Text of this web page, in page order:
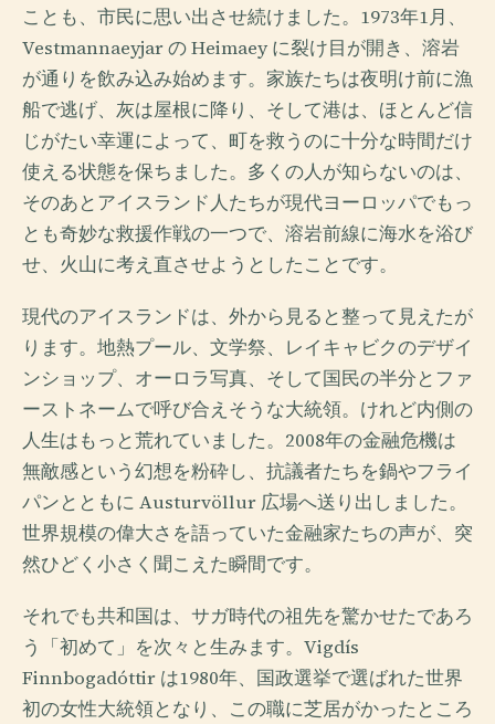
ことも、市民に思い出させ続けました。1973年1月、
Vestmannaeyjar の Heimaey に裂け目が開き、溶岩
が通りを飲み込み始めます。家族たちは夜明け前に漁
船で逃げ、灰は屋根に降り、そして港は、ほとんど信
じがたい幸運によって、町を救うのに十分な時間だけ
使える状態を保ちました。多くの人が知らないのは、
そのあとアイスランド人たちが現代ヨーロッパでもっ
とも奇妙な救援作戦の一つで、溶岩前線に海水を浴び
せ、火山に考え直させようとしたことです。
現代のアイスランドは、外から見ると整って見えたが
ります。地熱プール、文学祭、レイキャビクのデザイ
ンショップ、オーロラ写真、そして国民の半分とファ
ーストネームで呼び合えそうな大統領。けれど内側の
人生はもっと荒れていました。2008年の金融危機は
無敵感という幻想を粉砕し、抗議者たちを鍋やフライ
パンとともに Austurvöllur 広場へ送り出しました。
世界規模の偉大さを語っていた金融家たちの声が、突
然ひどく小さく聞こえた瞬間です。
それでも共和国は、サガ時代の祖先を驚かせたであろ
う「初めて」を次々と生みます。Vigdís
Finnbogadóttir は1980年、国政選挙で選ばれた世界
初の女性大統領となり、この職に芝居がかったところ